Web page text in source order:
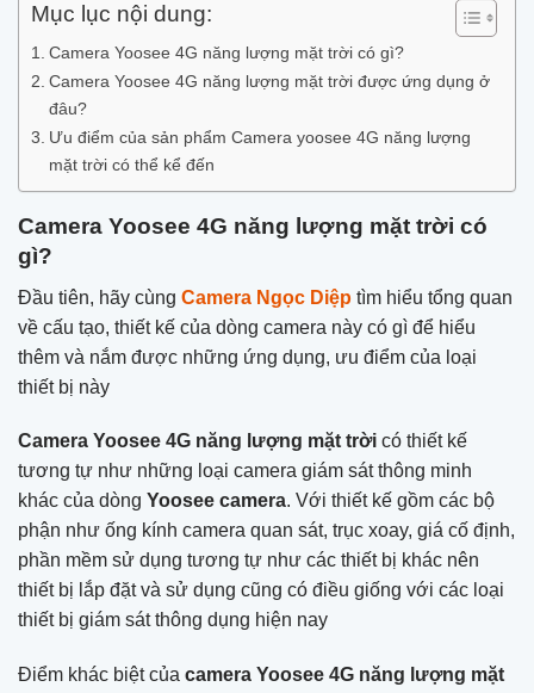
Mục lục nội dung:
Camera Yoosee 4G năng lượng mặt trời có gì?
Camera Yoosee 4G năng lượng mặt trời được ứng dụng ở
đâu?
Ưu điểm của sản phẩm Camera yoosee 4G năng lượng
mặt trời có thể kể đến
Camera Yoosee 4G năng lượng mặt trời có
gì?
Đầu tiên, hãy cùng Camera Ngọc Diệp tìm hiểu tổng quan
về cấu tạo, thiết kế của dòng camera này có gì để hiểu
thêm và nắm được những ứng dụng, ưu điểm của loại
thiết bị này
Camera Yoosee 4G năng lượng mặt trời có thiết kế
tương tự như những loại camera giám sát thông minh
khác của dòng Yoosee camera. Với thiết kế gồm các bộ
phận như ống kính camera quan sát, trục xoay, giá cố định,
phần mềm sử dụng tương tự như các thiết bị khác nên
thiết bị lắp đặt và sử dụng cũng có điều giống với các loại
thiết bị giám sát thông dụng hiện nay
Điểm khác biệt của camera Yoosee 4G năng lượng mặt